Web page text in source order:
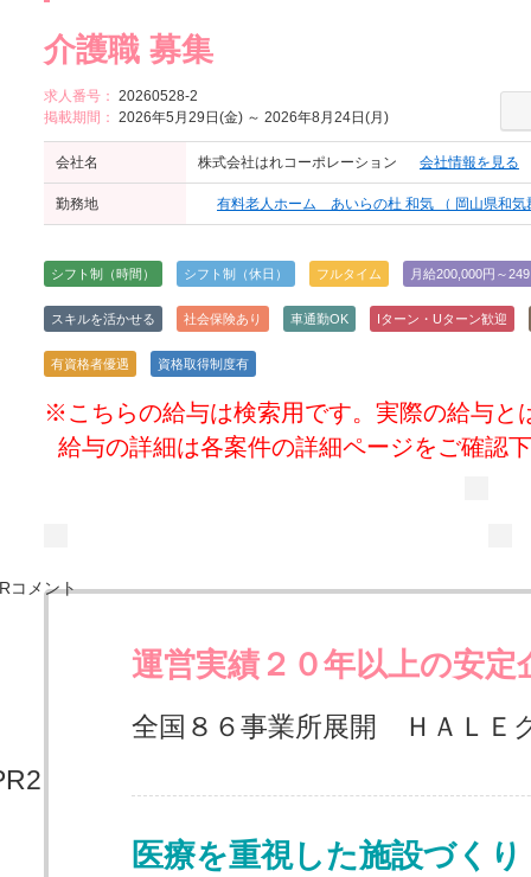
介護職 募集
求人番号： 20260528-2
掲載期間： 2026年5月29日(金) ～ 2026年8月24日(月)
会社名 株式会社はれコーポレーション 会社情報を見る
勤務地 有料老人ホーム あいらの杜 和気 （ 岡山県和気
シフト制（時間） シフト制（休日） フルタイム 月給200,000円～
スキルを活かせる 社会保険あり 車通勤OK Iターン・Uターン歓迎
有資格者優遇 資格取得制度有
※こちらの給与は検索用です。実際の給与と
給与の詳細は各案件の詳細ページをご確認
運営実績２０年以上の安定
全国８６事業所展開 ＨＡＬＥ
医療を重視した施設づくり